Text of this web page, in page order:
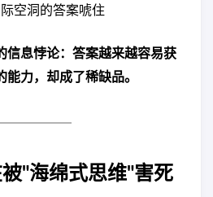
空洞的答案唬住
信息悖论：答案越来越容易获
力，却成了稀缺品。
"海绵式思维"害死